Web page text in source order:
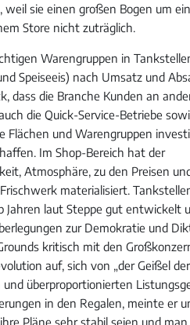
sie einen großen Bogen um ein
Store nicht zuträglich.
Warengruppen in
Speiseeis) nach Umsatz und
dass die Branche Kunden an
die Quick-Service-Betriebe
Flächen und Warengruppen
Im Shop-Bereich hat der
Atmosphäre, zu den Preisen
materialisiert.
Jahren laut Steppe gut entwickelt
zur Demokratie und
kritisch mit den
auf, sich von „der Geißel der
überproportionierten
in den Regalen, meinte er
Pläne sehr stabil seien und